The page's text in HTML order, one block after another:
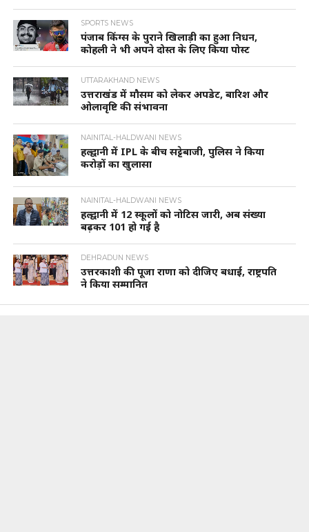
SPORTS NEWS
पंजाब किंग्स के पुराने खिलाड़ी का हुआ निधन,
कोहली ने भी अपने दोस्त के लिए किया पोस्ट
UTTARAKHAND NEWS
उत्तराखंड में मौसम को लेकर अपडेट, बारिश और
ओलावृष्टि की संभावना
NAINITAL-HALDWANI NEWS
हल्द्वानी में IPL के बीच सट्टेबाजी, पुलिस ने किया
करोड़ों का खुलासा
NAINITAL-HALDWANI NEWS
हल्द्वानी में 12 स्कूलों को नोटिस जारी, अब संख्या
बढ़कर 101 हो गई है
DEHRADUN NEWS
उत्तरकाशी की पूजा राणा को दीजिए बधाई, राष्ट्रपति
ने किया सम्मानित